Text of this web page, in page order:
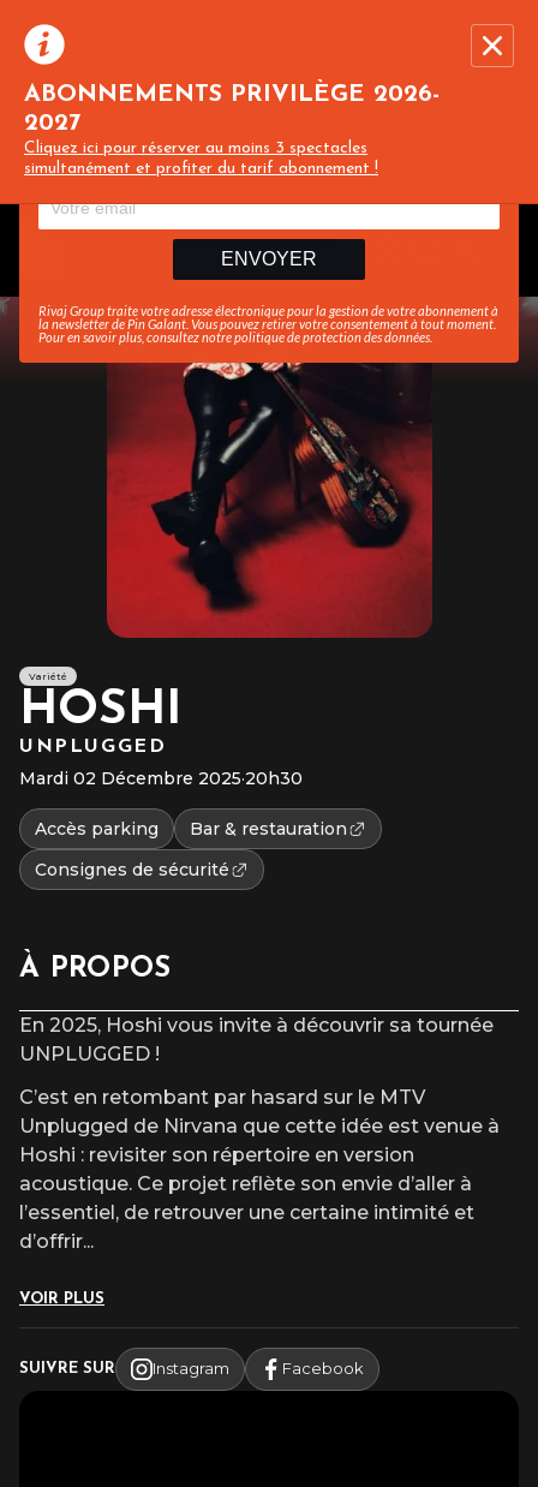
ABONNEMENTS PRIVILÈGE 2026-
2027
Cliquez ici pour réserver au moins 3 spectacles
simultanément et profiter du tarif abonnement !
Recevez toute l’actualité en vous abonnant à
notre newsletter :
ENVOYER
Rivaj Group traite votre adresse électronique pour la gestion de votre abonnement à
la newsletter dePin Galant . Vous pouvez retirer votre consentement à tout moment.
Pour en savoir plus, consultez notrepolitique de protection des données
Variété
HOSHI
UNPLUGGED
Mardi 02 Décembre 2025·20h30
Accès parking
Bar & restauration
Consignes de sécurité
À PROPOS
En 2025, Hoshi vous invite à découvrir sa tournée
UNPLUGGED !
C’est en retombant par hasard sur le MTV
Unplugged de Nirvana que cette idée est venue à
Hoshi : revisiter son répertoire en version
acoustique. Ce projet reflète son envie d’aller à
l’essentiel, de retrouver une certaine intimité et
d’offrir...
VOIR PLUS
SUIVRE SUR Instagram Facebook